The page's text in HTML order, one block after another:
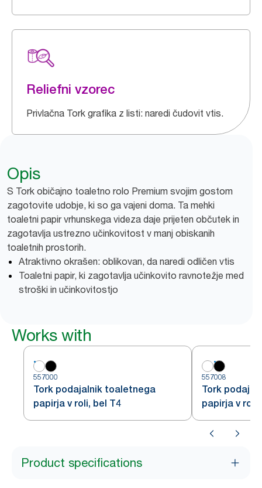
Reliefni vzorec
Privlačna Tork grafika z listi: naredi čudovit vtis.
Opis
S Tork običajno toaletno rolo Premium svojim gostom
zagotovite udobje, ki so ga vajeni doma. Ta mehki
toaletni papir vrhunskega videza daje prijeten občutek in
zagotavlja ustrezno učinkovitost v manj obiskanih
toaletnih prostorih.
Atraktivno okrašen: oblikovan, da naredi odličen vtis
Toaletni papir, ki zagotavlja učinkovito ravnotežje med
stroški in učinkovitostjo
Works with
557000
Tork podajalnik toaletnega
papirja v roli, bel T4
557008
Tork
papirja v roli,
Product specifications